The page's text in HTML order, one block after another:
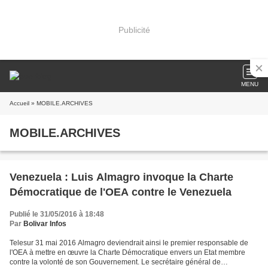
Publicité
MENU
Accueil » MOBILE.ARCHIVES
MOBILE.ARCHIVES
Venezuela : Luis Almagro invoque la Charte
Démocratique de l'OEA contre le Venezuela
Publié le 31/05/2016 à 18:48
Par Bolivar Infos
Telesur 31 mai 2016 Almagro deviendrait ainsi le premier responsable de
l'OEA à mettre en œuvre la Charte Démocratique envers un Etat membre
contre la volonté de son Gouvernement. Le secrétaire général de